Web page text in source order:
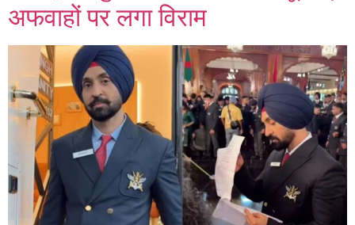
अफवाहों पर लगा विराम